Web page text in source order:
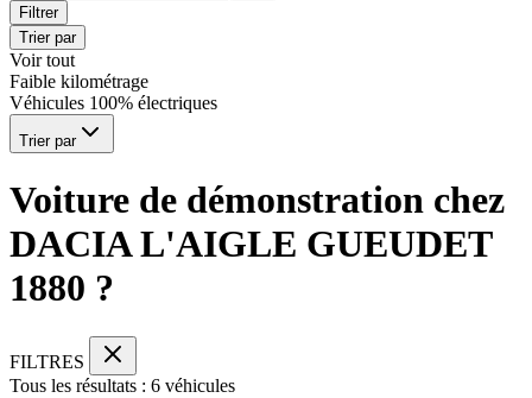
Filtrer
Trier par
Voir tout
Faible kilométrage
Véhicules 100% électriques
Trier par
Voiture de démonstration chez
DACIA L'AIGLE GUEUDET
1880 ?
FILTRES
Tous les résultats : 6 véhicules